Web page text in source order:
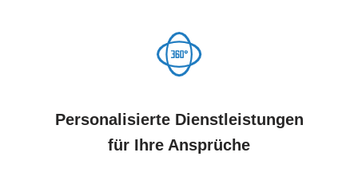
Personalisierte Dienstleistungen
für Ihre Ansprüche